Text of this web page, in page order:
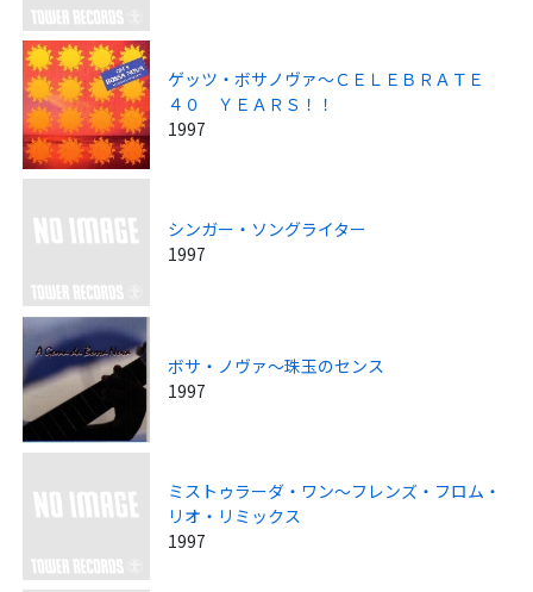
ゲッツ・ボサノヴァ～ＣＥＬＥＢＲＡＴＥ
４０ ＹＥＡＲＳ！！
1997
シンガー・ソングライター
1997
ボサ・ノヴァ～珠玉のセンス
1997
ミストゥラーダ・ワン～フレンズ・フロム・
リオ・リミックス
1997